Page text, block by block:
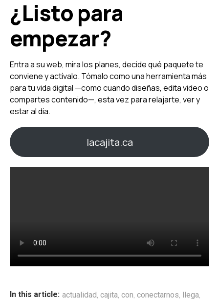
¿Listo para
empezar?
Entra a su web, mira los planes, decide qué paquete te
conviene y actívalo. Tómalo como una herramienta más
para tu vida digital —como cuando diseñas, edita video o
compartes contenido—, esta vez para relajarte, ver y
estar al día.
lacajita.ca
In this article: actualidad, cajita, con, conectarnos, llega,